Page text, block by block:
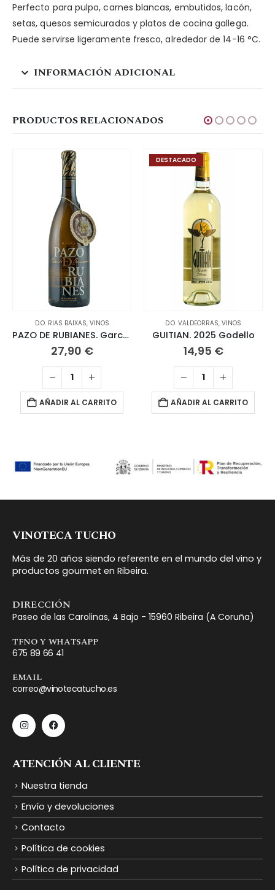
Perfecto para pulpo, carnes blancas, embutidos, lacón,
setas, quesos semicurados y platos de cocina gallega.
Puede servirse ligeramente fresco, alrededor de 14-16 °C.
INFORMACIÓN ADICIONAL
PRODUCTOS RELACIONADOS
D.O. RIAS BAIXAS, VINOS
PAZO DE RUBIANES. García de Caamaño 2021 Albariño
27,90 €
AÑADIR AL CARRITO
DESTACADO
D.O. VALDEORRAS, VINOS
GUITIAN. 2025 Godello
14,95 €
AÑADIR AL CARRITO
VINOTECA TUCHO
Más de 20 años siendo referente en el mundo del vino y
productos gourmet en Ribeira.
DIRECCIÓN
Paseo de las Carolinas, 4 Bajo - 15960 Ribeira (A Coruña)
TFNO Y WHATSAPP
675 89 66 41
EMAIL
correo@vinotecatucho.es
ATENCIÓN AL CLIENTE
Nuestra tienda
Envío y devoluciones
Contacto
Política de cookies
Política de privacidad